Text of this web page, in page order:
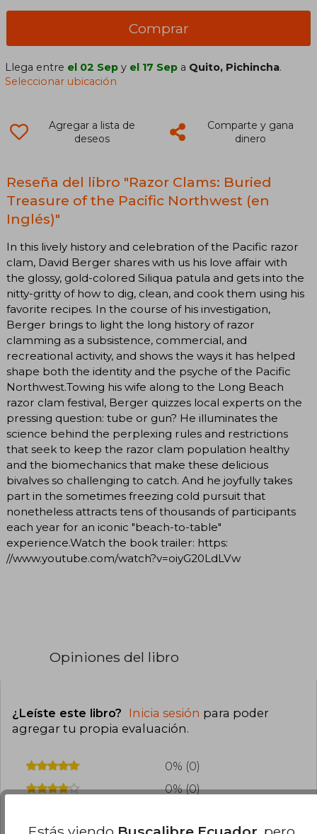
Comprar
Llega entre el 02 Sep y el 17 Sep a Quito, Pichincha.
Seleccionar ubicación
Agregar a lista de
deseos
Comparte y gana
dinero
Reseña del libro "Razor Clams: Buried
Treasure of the Pacific Northwest (en
Inglés)"
In this lively history and celebration of the Pacific razor
clam, David Berger shares with us his love affair with
the glossy, gold-colored Siliqua patula and gets into the
nitty-gritty of how to dig, clean, and cook them using his
favorite recipes. In the course of his investigation,
Berger brings to light the long history of razor
clamming as a subsistence, commercial, and
recreational activity, and shows the ways it has helped
shape both the identity and the psyche of the Pacific
Northwest.Towing his wife along to the Long Beach
razor clam festival, Berger quizzes local experts on the
pressing question: tube or gun? He illuminates the
science behind the perplexing rules and restrictions
that seek to keep the razor clam population healthy
and the biomechanics that make these delicious
bivalves so challenging to catch. And he joyfully takes
part in the sometimes freezing cold pursuit that
nonetheless attracts tens of thousands of participants
each year for an iconic "beach-to-table"
experience.Watch the book trailer: https:
//www.youtube.com/watch?v=oiyG20LdLVw
Opiniones del libro
¿Leíste este libro? Inicia sesión para poder
agregar tu propia evaluación.
0% (0)
0% (0)